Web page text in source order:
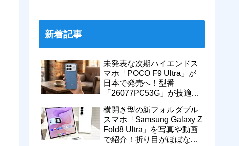
新着記事
未発表な次期ハイエンドス
マホ「POCO F9 Ultra」が
日本で発売へ！型番
「26077PC53G」が技適通
テリー搭載に
横開き型の新フォルダブル
スマホ「Samsung Galaxy Z
Fold8 Ultra」を写真や動画
で紹介！折り目がほぼない